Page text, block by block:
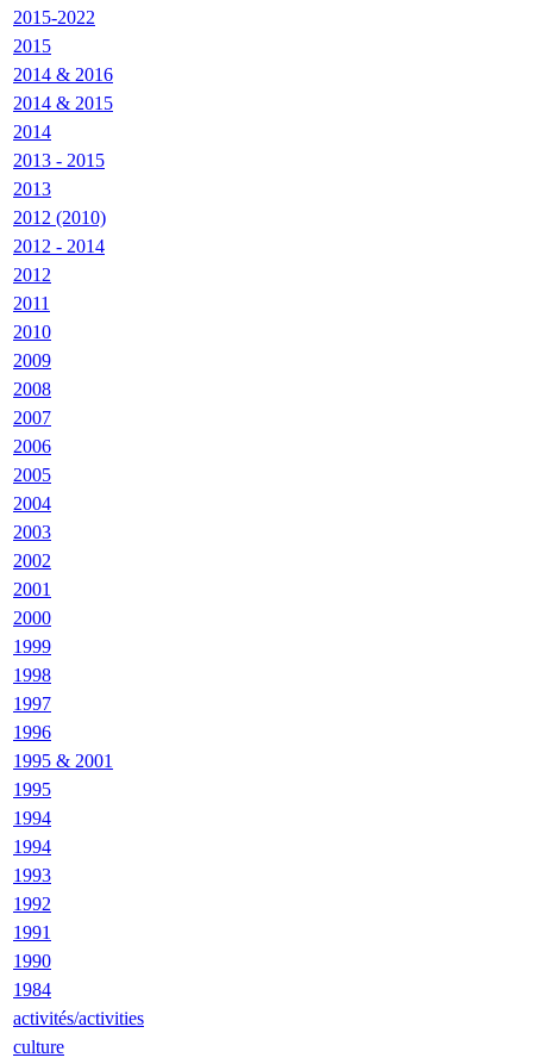
2015-2022
2015
2014 & 2016
2014 & 2015
2014
2013 - 2015
2013
2012 (2010)
2012 - 2014
2012
2011
2010
2009
2008
2007
2006
2005
2004
2003
2002
2001
2000
1999
1998
1997
1996
1995 & 2001
1995
1994
1994
1993
1992
1991
1990
1984
activités/activities
culture